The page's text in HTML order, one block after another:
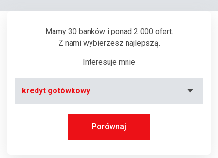
Mamy 30 banków i ponad 2 000 ofert.
Z nami wybierzesz najlepszą.
Interesuje mnie
kredyt gotówkowy
Porównaj